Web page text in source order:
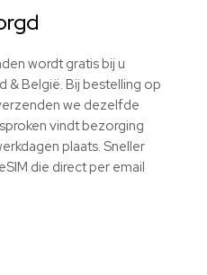
wordt gratis bij u
& België. Bij bestelling op
we dezelfde
vindt bezorging
plaats. Sneller
die direct per email